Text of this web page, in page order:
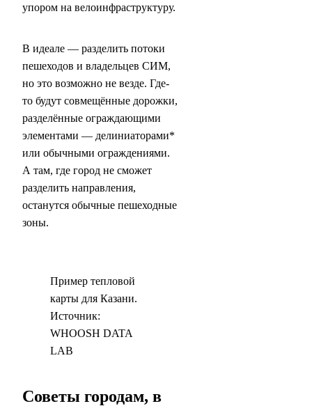
упором на велоинфраструктуру.
В идеале — разделить потоки
пешеходов и владельцев СИМ,
но это возможно не везде. Где-
то будут совмещённые дорожки,
разделённые ограждающими
элементами — делиниаторами*
или обычными ограждениями.
А там, где город не сможет
разделить направления,
останутся обычные пешеходные
зоны.
Пример тепловой
карты для Казани.
Источник:
WHOOSH DATA
LAB
Советы городам, в